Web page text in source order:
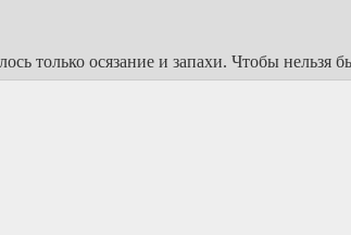
только осязание и запахи. Чтобы